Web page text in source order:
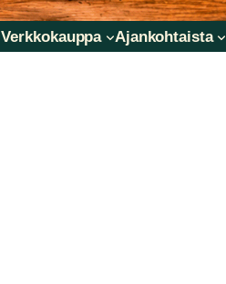
Verkkokauppa Ajankohtaista